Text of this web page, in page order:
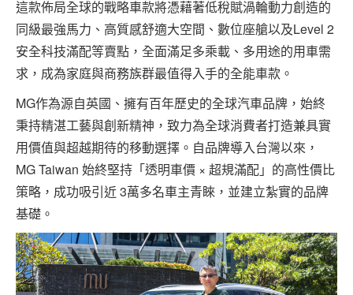
這款佈局全球的戰略車款將憑藉著低稅賦渦輪動力創造的
同級最強馬力、高質感舒適大空間、數位座艙以及Level 2
安全科技滿配等賣點，全面滿足多乘載、多用途的用車需
求，成為家庭與商務族群最值得入手的全能車款。
MG作為源自英國、擁有百年歷史的全球汽車品牌，始終
秉持精湛工藝與創新精神，致力為全球消費者打造兼具實
用價值與超越期待的移動選擇。自品牌導入台灣以來，
MG Taiwan 始終堅持「透明車價 × 超規滿配」的高性價比
策略，成功吸引近 3萬多名車主青睞，並建立紮實的品牌
基礎。